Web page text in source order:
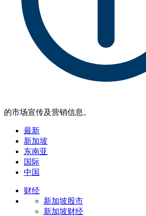
的市场宣传及营销信息。
最新
新加坡
东南亚
国际
中国
财经
新加坡股市
新加坡财经